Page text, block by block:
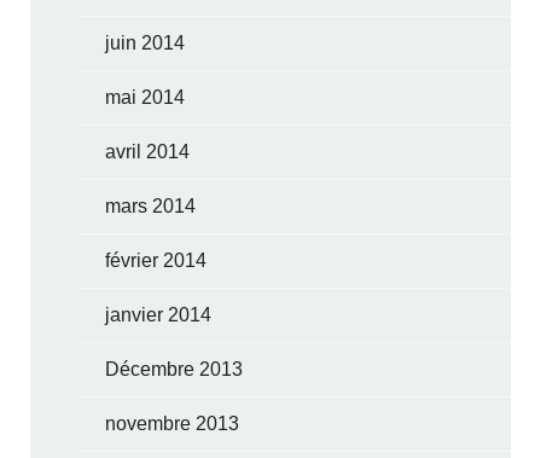
juin 2014
mai 2014
avril 2014
mars 2014
février 2014
janvier 2014
Décembre 2013
novembre 2013